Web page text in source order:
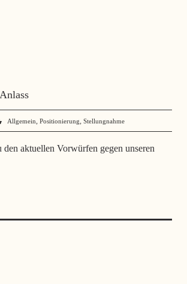
angela mueller
Allgemein Positionierung Stellungnahme
den aktuellen Vorwürfen gegen unseren